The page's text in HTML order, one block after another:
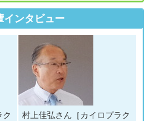
インタビュー
ク
村上佳弘さん［カイロプラク